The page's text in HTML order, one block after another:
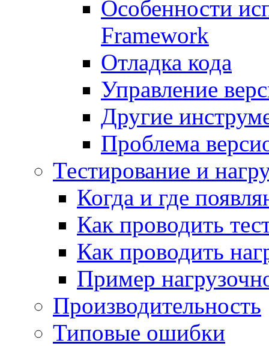
Особенности
Framework
Отладка кода
Управление
Другие
Проблема
Тестирование и
Когда и где
Как проводить
Как проводить
Пример
Производительность
Типовые ошибки